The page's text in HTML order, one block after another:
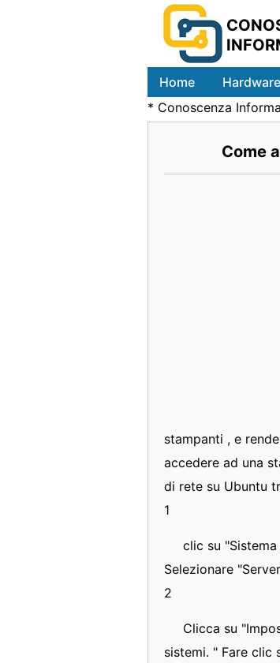
Home Hardware
* Conoscenza
Come
stampanti , e
accedere ad una
di rete su Ubuntu
1
clic su
Selezionare
2
Clicca su
sistemi. " Fare clic